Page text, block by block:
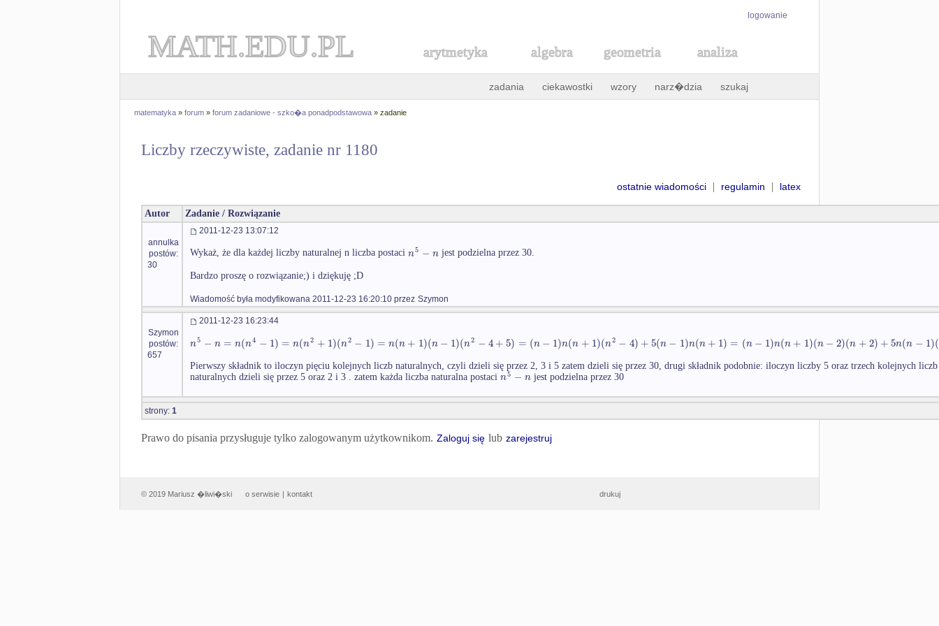
logowanie
MATH.EDU.PL arytmetyka algebra geometria analiza
zadania ciekawostki wzory narz�dzia szukaj
matematyka » forum » forum zadaniowe - szko�a ponadpodstawowa » zadanie
Liczby rzeczywiste, zadanie nr 1180
ostatnie wiadomości | regulamin | latex
Autor Zadanie / Rozwiązanie
annulka
postów:
30
2011-12-23 13:07:12
Wykaż, że dla każdej liczby naturalnej n liczba postaci n5 − n jest podzielna przez 30.
Bardzo proszę o rozwiązanie;) i dziękuję ;D
Wiadomość była modyfikowana 2011-12-23 16:20:10 przez Szymon
Szymon
postów:
657
2011-12-23 16:23:44
n5 − n = n(n4 − 1) = n(n2 + 1)(n2 − 1) = n(n+ 1)(n − 1)(n2 − 4+5) = (n − 1)n(n + 1)(n2 − 4) +5(n− 1)n(n + 1) = (n − 1)n(n+ 1)(n − 2)(n +2) +5n(n − 1)(
Pierwszy składnik to iloczyn pięciu kolejnych liczb naturalnych, czyli dzieli się przez 2, 3 i 5 zatem dzieli się przez 30, drugi składnik podobnie: iloczyn liczby 5 oraz trzech kolejnych liczb
naturalnych dzieli się przez 5 oraz 2 i 3 . zatem każda liczba naturalna postaci n5 − n jest podzielna przez 30
strony: 1
Prawo do pisania przysługuje tylko zalogowanym użytkownikom. Zaloguj się lub zarejestruj
© 2019 Mariusz �liwi�ski o serwisie | kontakt drukuj